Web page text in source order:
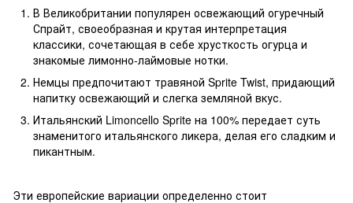
В Великобритании популярен освежающий огуречный
Спрайт, своеобразная и крутая интерпретация
классики, сочетающая в себе хрусткость огурца и
знакомые лимонно-лаймовые нотки.
Немцы предпочитают травяной Sprite Twist, придающий
напитку освежающий и слегка земляной вкус.
Итальянский Limoncello Sprite на 100% передает суть
знаменитого итальянского ликера, делая его сладким и
пикантным.
Эти европейские вариации определенно стоит